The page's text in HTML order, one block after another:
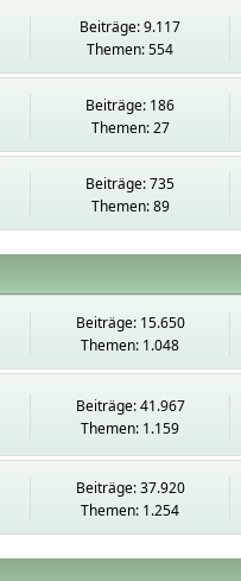
Beiträge: 9.117
Themen: 554
Beiträge: 186
Themen: 27
Beiträge: 735
Themen: 89
Beiträge: 15.650
Themen: 1.048
Beiträge: 41.967
Themen: 1.159
Beiträge: 37.920
Themen: 1.254